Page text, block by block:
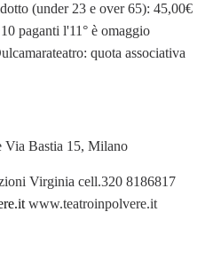
(under 23 e over 65): 45,00€
paganti l'11° è omaggio
quota associativa
Via Bastia 15, Milano
Virginia cell.320 8186817
www.teatroinpolvere.it